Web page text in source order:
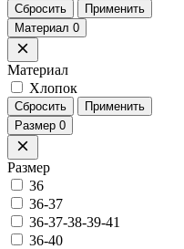
Сбросить
Применить
Материал 0
Материал
Хлопок
Сбросить
Применить
Размер 0
Размер
36
36-37
36-37-38-39-41
36-40